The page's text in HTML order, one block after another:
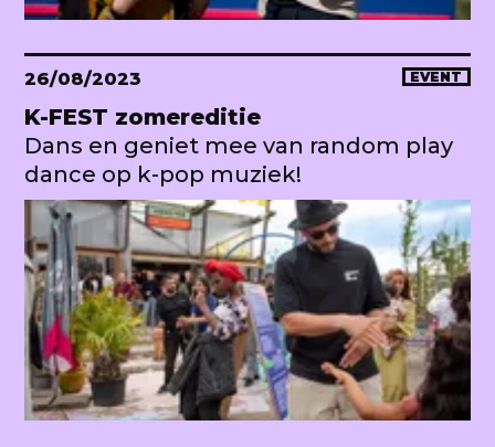
26/08/2023 EVENT
K-FEST zomereditie
Dans en geniet mee van random play
dance op k-pop muziek!